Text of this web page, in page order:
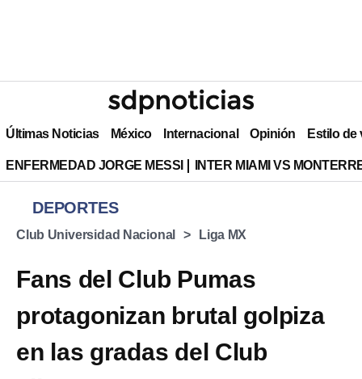
Últimas Noticias México Internacional Opinión Estilo de
ENFERMEDAD JORGE MESSI INTER MIAMI VS
DEPORTES
Club Universidad Nacional Liga MX
Fans del Club Pumas
protagonizan brutal golpiza
en las gradas del Club